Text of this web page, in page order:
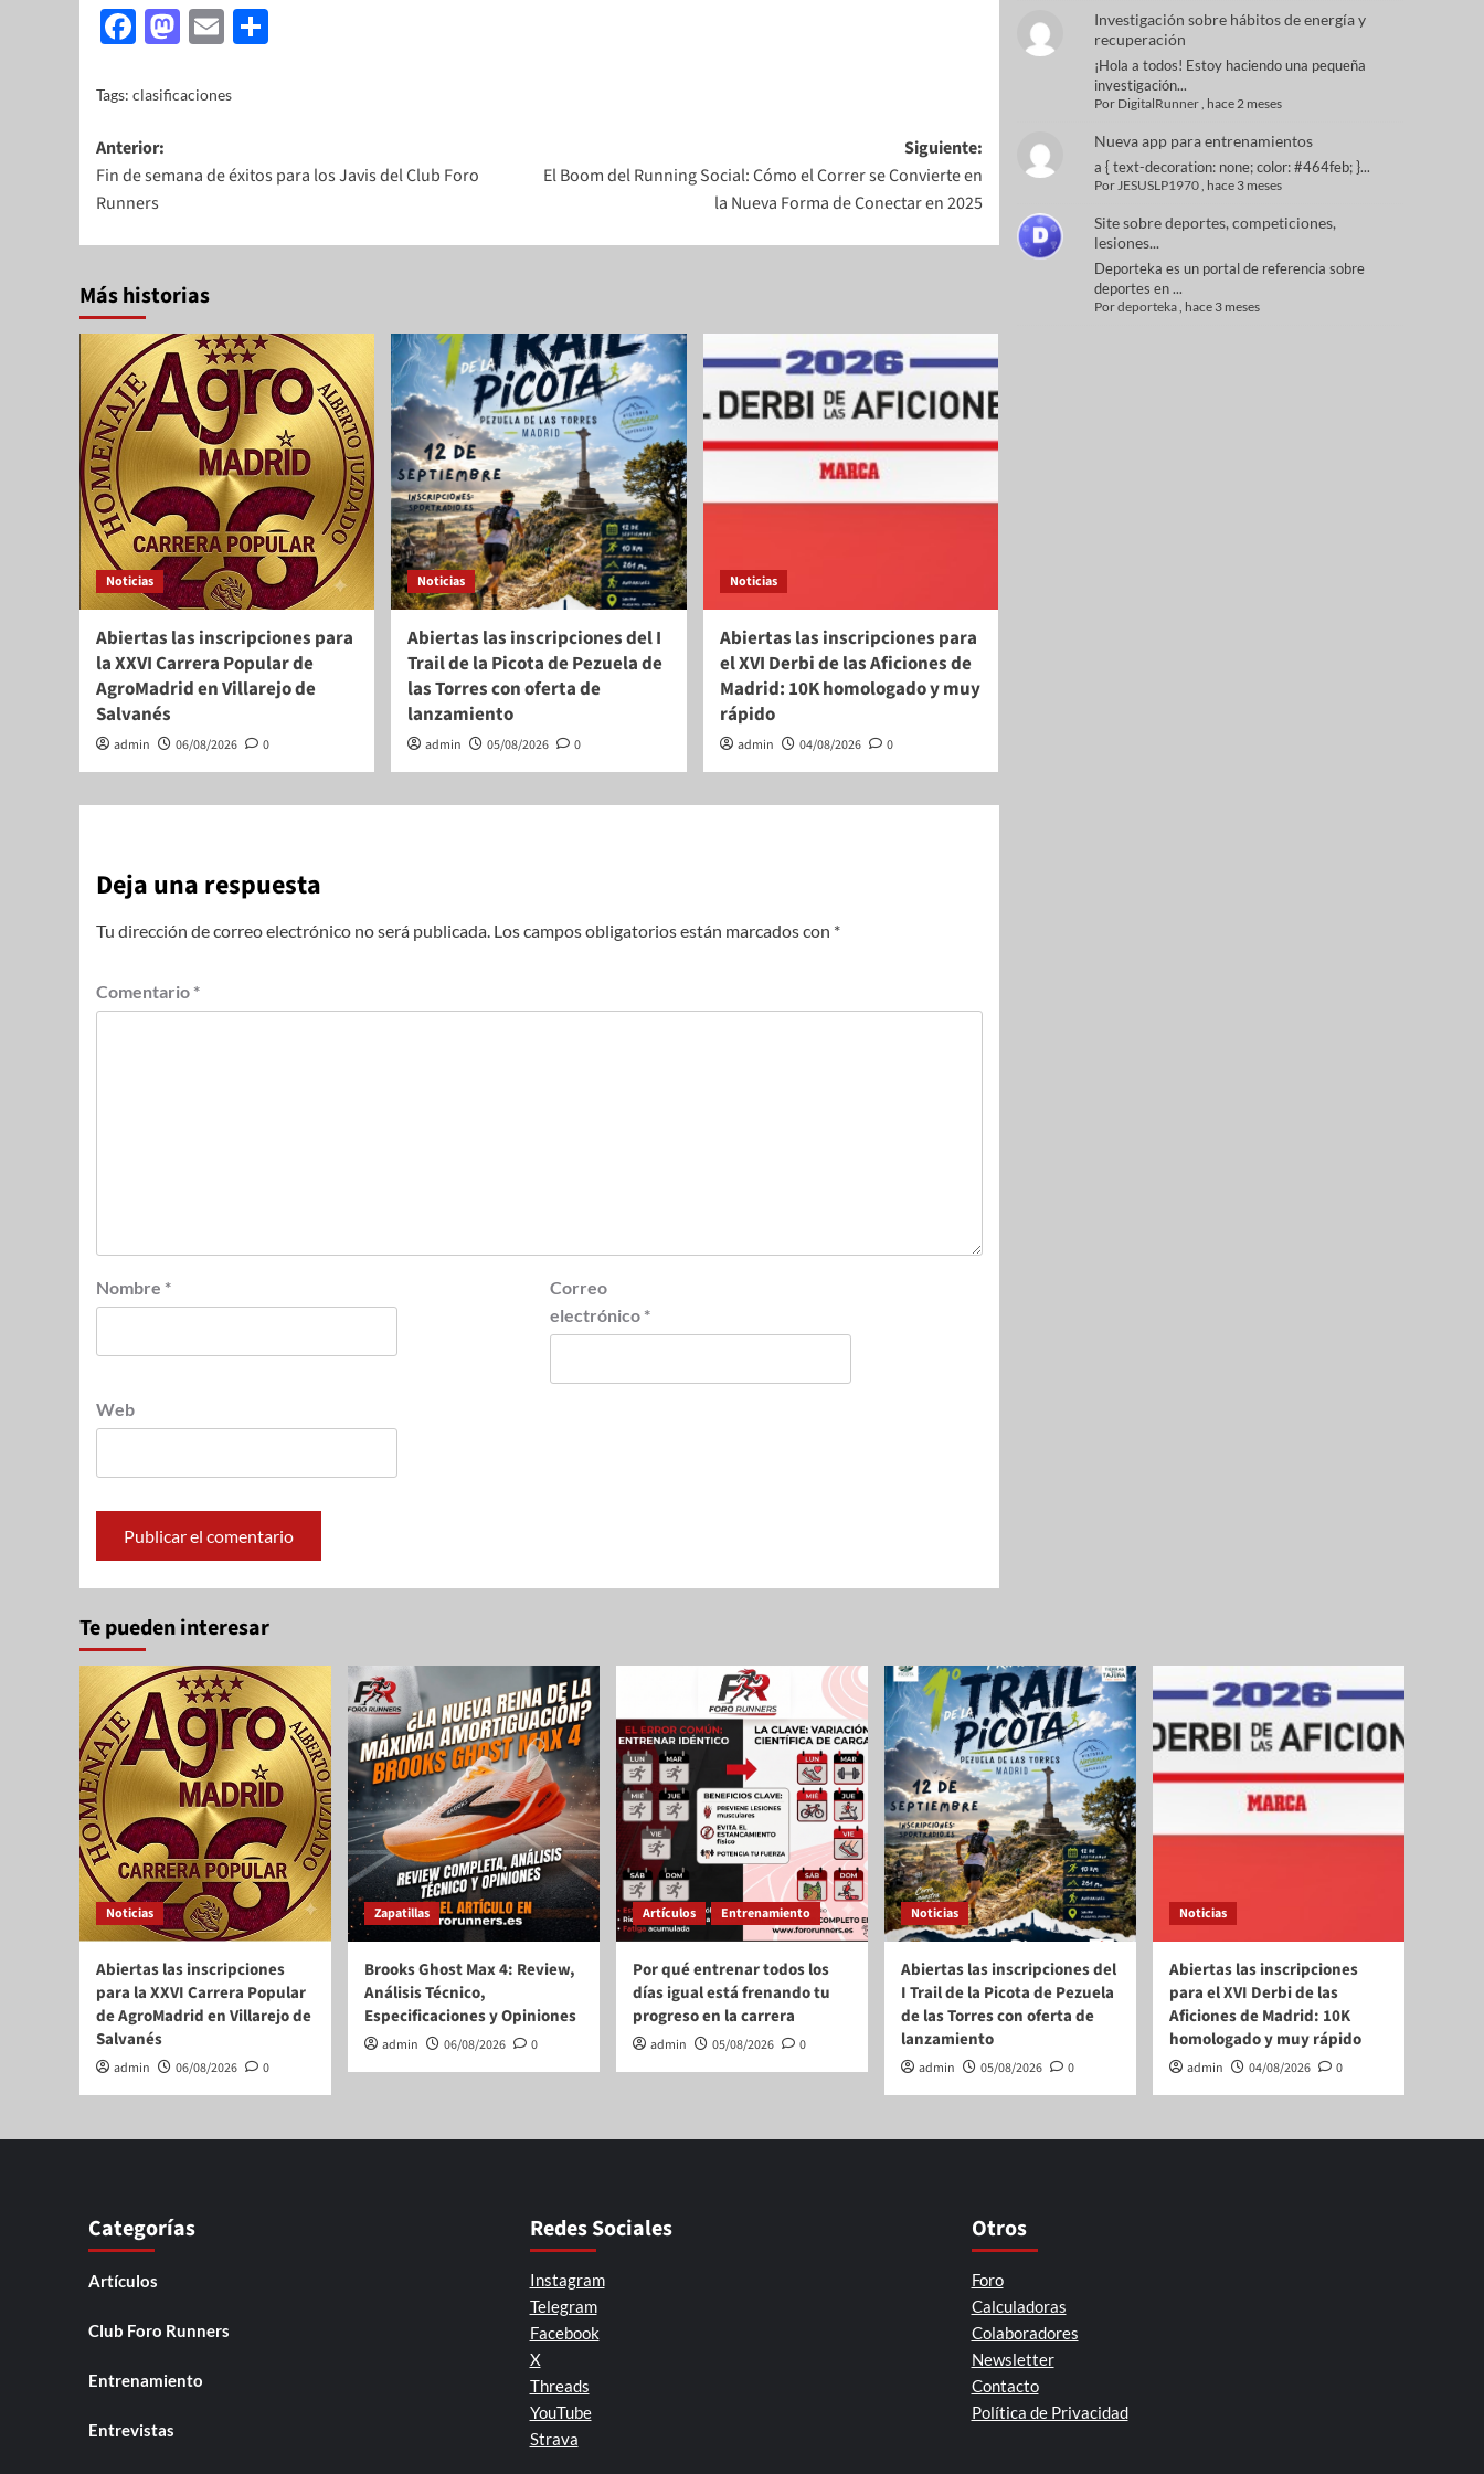
Facebook
Mastodon
Email
Tags: clasificaciones
Anterior:
Fin de semana de éxitos para los Javis del Club Foro
Runners
Siguiente:
El Boom del Running Social: Cómo el Correr se Convierte en
la Nueva Forma de Conectar en 2025
Más historias
Noticias
Abiertas las inscripciones para
la XXVI Carrera Popular de
AgroMadrid en Villarejo de
Salvanés
admin 06/08/2026 0
Noticias
Abiertas las inscripciones del I
Trail de la Picota de Pezuela de
las Torres con oferta de
lanzamiento
admin 05/08/2026 0
Noticias
Abiertas las inscripciones para
el XVI Derbi de las Aficiones de
Madrid: 10K homologado y muy
rápido
admin 04/08/2026 0
Deja una respuesta
Tu dirección de correo electrónico no será publicada. Los campos obligatorios están marcados con *
Comentario *
Nombre *
Correo
electrónico *
Web
Investigación sobre hábitos de energía y
recuperación
¡Hola a todos! Estoy haciendo una pequeña
investigación...
Por DigitalRunner, hace 2 meses
Nueva app para entrenamientos
a { text-decoration: none; color: #464feb; }...
PorJESUSLP1970, hace 3 meses
Site sobre deportes, competiciones,
lesiones...
Deporteka es un portal de referencia sobre
deportes en ...
Pordeporteka, hace 3 meses
Te pueden interesar
Noticias
Abiertas las inscripciones
para la XXVI Carrera Popular
de AgroMadrid en Villarejo de
Salvanés
admin 06/08/2026 0
Zapatillas
Brooks Ghost Max 4: Review,
Análisis Técnico,
Especificaciones y Opiniones
admin 06/08/2026 0
Artículos Entrenamiento
Por qué entrenar todos los
días igual está frenando tu
progreso en la carrera
admin 05/08/2026 0
Noticias
Abiertas las inscripciones del
I Trail de la Picota de Pezuela
de las Torres con oferta de
lanzamiento
admin 05/08/2026 0
Noticias
Abiertas las inscripciones
para el XVI Derbi de las
Aficiones de Madrid: 10K
homologado y muy rápido
admin 04/08/2026 0
Categorías
Artículos
Club Foro Runners
Entrenamiento
Entrevistas
Redes Sociales
Instagram
Telegram
Facebook
X
Threads
YouTube
Strava
Otros
Foro
Calculadoras
Colaboradores
Newsletter
Contacto
Política de Privacidad